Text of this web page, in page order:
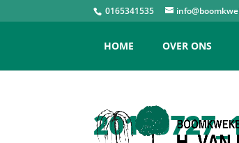
0165341535
HOME OVER ONS